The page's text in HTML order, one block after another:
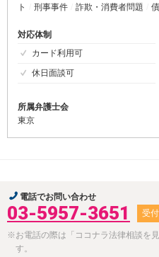
ト
刑事事件 詐欺・消費者問題
対応体制
カード利用可
休日面談可
所属弁護士会
東京
電話でお問い合わせ
03-5957-3651 受
※お電話の際は「ココナラ法律相談を
す。